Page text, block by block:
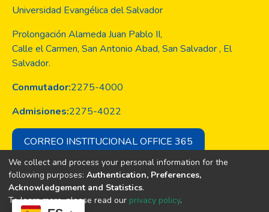
Universidad Evangélica del Salvador
Prolongación Alameda Juan Pablo II,
Calle el Carmen, San Antonio Abad, San Salvador , El
Salvador.
Conmutador:2275-4000
Admisiones:2275-4022
CORREO INSTITUCIONAL OFFICE 365
Copyright © Todos los derechos son
de la Universidad Evangélica de El
We collect and process your personal information for the
following purposes: Authentication, Preferences,
Acknowledgement and Statistics.
To learn more, please read our privacy policy.